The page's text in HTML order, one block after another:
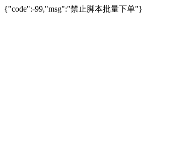
{"code":-99,"msg":"禁止脚本批量下单"}